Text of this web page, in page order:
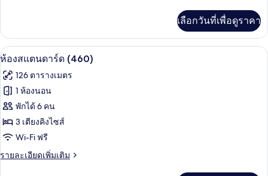
เกี่ยว
กับ
ห้อง
เลือกวันที่เพื่อดูราคา
เปิด
ภาพถ่าย
ทั้งหมด
ของ
ห้อง
สแตนดาร์ด
(460)
ห้องสแตนดาร์ด (460) | เครื่องนอนป้
6
ห้องสแตนดาร์ด (460)
126 ตารางเมตร
1 ห้องนอน
พักได้ 6 คน
3 เตียงคิงไซส์
Wi-Fi ฟรี
รายละเอียดเพิ่มเติม
ราย